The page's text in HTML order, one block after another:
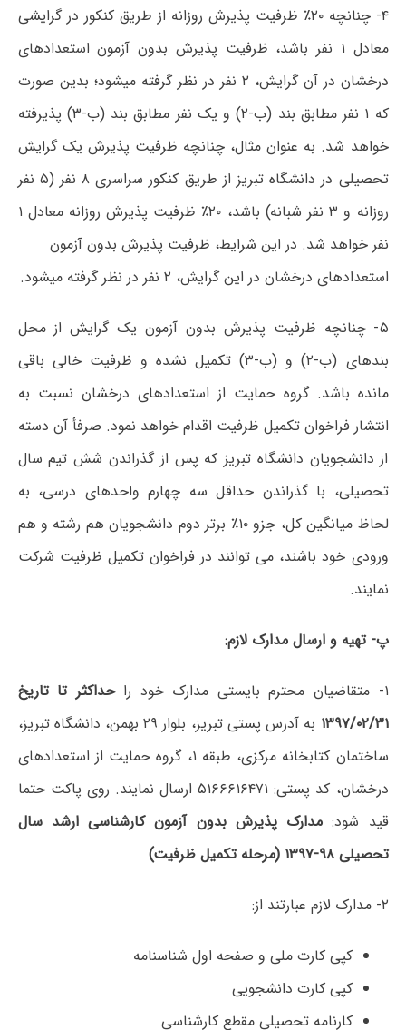
۴- چنانچه ۲۰٪ ظرفیت پذیرش روزانه از طریق کنکور در گرایشی
معادل ۱ نفر باشد، ظرفیت پذیرش بدون آزمون استعدادهای
درخشان در آن گرایش، ۲ نفر در نظر گرفته میشود؛ بدین صورت
که ۱ نفر مطابق بند (ب-۲) و یک نفر مطابق بند (ب-۳) پذیرفته
خواهد شد. به عنوان مثال، چنانچه ظرفیت پذیرش یک گرایش
تحصیلی در دانشگاه تبریز از طریق کنکور سراسری ۸ نفر (۵ نفر
روزانه و ۳ نفر شبانه) باشد، ۲۰٪ ظرفیت پذیرش روزانه معادل ۱
نفر خواهد شد. در این شرایط، ظرفیت پذیرش بدون آزمون
استعدادهای درخشان در این گرایش، ۲ نفر در نظر گرفته میشود.
۵- چنانچه ظرفیت پذیرش بدون آزمون یک گرایش از محل
بندهای (ب-۲) و (ب-۳) تکمیل نشده و ظرفیت خالی باقی
مانده باشد. گروه حمایت از استعدادهای درخشان نسبت به
انتشار فراخوان تکمیل ظرفیت اقدام خواهد نمود. صرفأ آن دسته
از دانشجویان دانشگاه تبریز که پس از گذراندن شش تیم سال
تحصیلی، با گذراندن حداقل سه چهارم واحدهای درسی، به
لحاظ میانگین کل، جزو ۱۰٪ برتر دوم دانشجویان هم رشته و هم
ورودی خود باشند، می توانند در فراخوان تکمیل ظرفیت شرکت
نمایند.
پ- تهیه و ارسال مدارک لازم:
۱- متقاضیان محترم بایستی مدارک خود را
حداکثر تا تاریخ
۱۳۹۷/۰۲/۳۱
به آدرس پستی تبریز، بلوار ۲۹ بهمن، دانشگاه تبریز،
ساختمان کتابخانه مرکزی، طبقه ۱، گروه حمایت از استعدادهای
درخشان، کد پستی: ۵۱۶۶۶۱۶۴۷۱ ارسال نمایند. روی پاکت حتما
قید شود: مدارک پذیرش بدون آزمون کارشناسی ارشد سال
تحصیلی ۹۸-۱۳۹۷ (مرحله تکمیل ظرفیت)
۲- مدارک لازم عبارتند از:
کپی کارت ملی و صفحه اول شناسنامه
کپی کارت دانشجویی
کارنامه تحصیلی مقطع کارشناسی